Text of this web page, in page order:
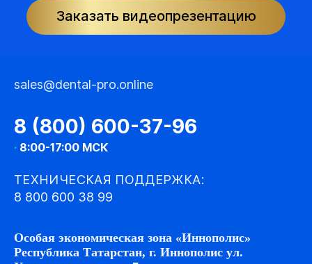
Заказать видеопрезентацию
sales@dental-pro.online
8 (800) 600-37-96
· 8:00-17:00 МСК
ТЕХНИЧЕСКАЯ ПОДДЕРЖКА:
8 800 600 38 99
Особая экономическая зона «Иннополис»
Республика Татарстан, г. Иннополис ул.